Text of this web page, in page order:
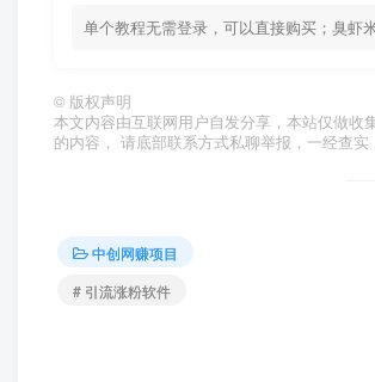
单个教程无需登录，可以直接购买；臭虾
© 版权声明
本文内容由互联网用户自发分享，本站仅做
的内容， 请底部联系方式私聊举报，一经查实
中创网赚项目
# 引流涨粉软件